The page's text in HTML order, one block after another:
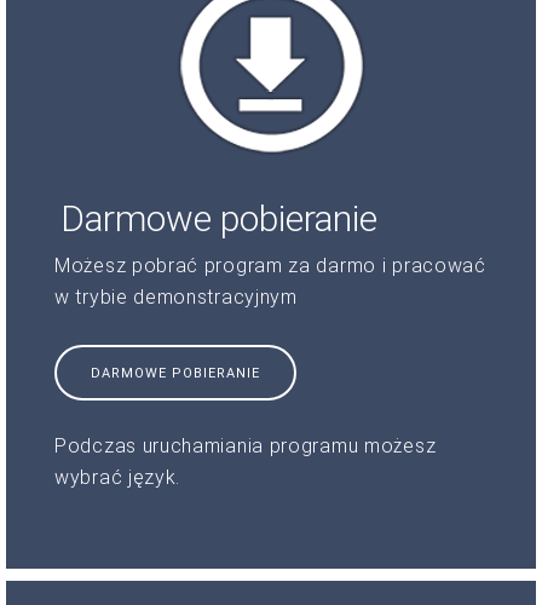
Darmowe pobieranie
Możesz pobrać program za darmo i pracować
w trybie demonstracyjnym
DARMOWE POBIERANIE
Podczas uruchamiania programu możesz
wybrać język.